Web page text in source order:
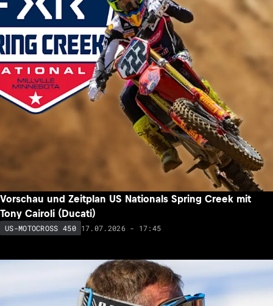
Vorschau und Zeitplan US Nationals Spring Creek mit
Tony Cairoli (Ducati)
US-MOTOCROSS 450 17.07.2026 - 17:45